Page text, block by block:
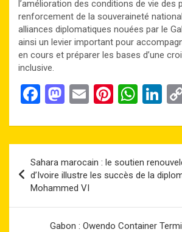
l’amélioration des conditions de vie des
renforcement de la souveraineté
alliances diplomatiques nouées par le
ainsi un levier important pour
en cours et préparer les bases d’une
inclusive.
F
ce
b
o
o
k
M
st
d
o
n
E
ail
Pi
er
t
W
at
A
p
Li
ke
n
de
l’article
Sahara marocain : le soutien
d’Ivoire illustre les succès de la
Mohammed VI
Gabon : Owendo Container